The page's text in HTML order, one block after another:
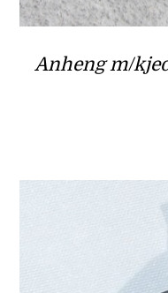
Anheng m/